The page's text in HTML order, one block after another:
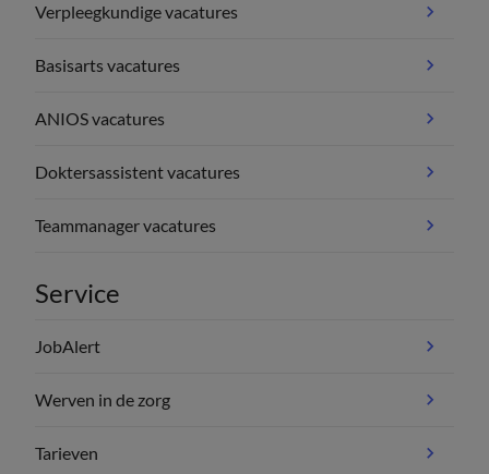
Verpleegkundige vacatures
Basisarts vacatures
ANIOS vacatures
Doktersassistent vacatures
Teammanager vacatures
Service
JobAlert
Werven in de zorg
Tarieven